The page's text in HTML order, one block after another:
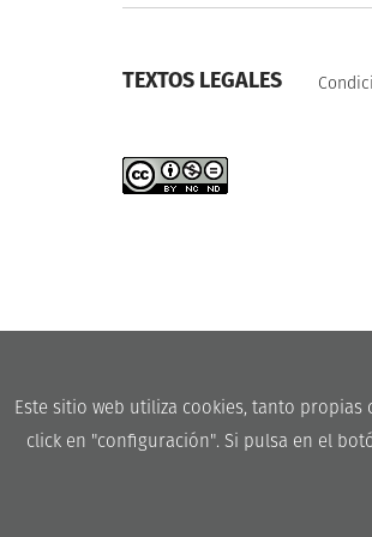
TEXTOS LEGALES
Este sitio web utiliza cookies, tanto
click en "configuración". Si pulsa en el